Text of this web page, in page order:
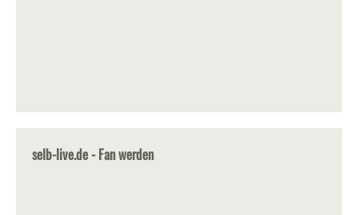
selb-live.de - Fan werden